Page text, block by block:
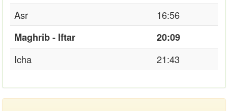
Asr
16:56
Maghrib - Iftar
20:09
Icha
21:43